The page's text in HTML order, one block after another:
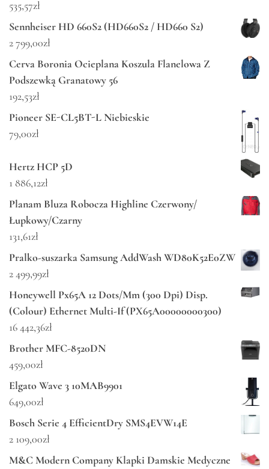
535,57zł
Sennheiser HD 660S2 (HD660S2 / HD660 S2)
2 799,00zł
Cerva Boronia Ocieplana Koszula Flanelowa Z
Podszewką Granatowy 56
192,53zł
Pioneer SE-CL5BT-L Niebieskie
79,00zł
Hertz HCP 5D
1 886,12zł
Planam Bluza Robocza Highline Czerwony/
Łupkowy/Czarny
131,61zł
Pralko-suszarka Samsung AddWash WD80K52E0ZW
2 499,99zł
Honeywell Px65A 12 Dots/Mm (300 Dpi) Disp.
(Colour) Ethernet Multi-If (PX65A00000000300)
16 442,36zł
Brother MFC-8520DN
459,00zł
Elgato Wave 3 10MAB9901
649,00zł
Bosch Serie 4 EfficientDry SMS4EVW14E
2 109,00zł
M&C Modern Company Klapki Damskie Medyczne